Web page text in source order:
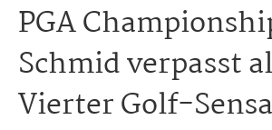
PGA
Schmid verpasst
Vierter Golf-